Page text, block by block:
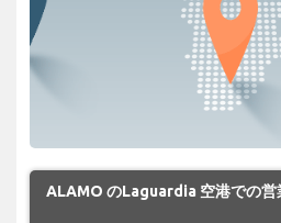
ALAMO のLaguardia 空港での営